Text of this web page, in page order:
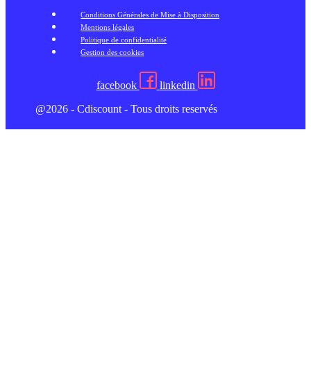
Conditions Générales de Mise à Disposition
Mentions légales
Politique de confidentialité
Gestion des cookies
facebook
linkedin
@2026 - Cdiscount - Tous droits reservés